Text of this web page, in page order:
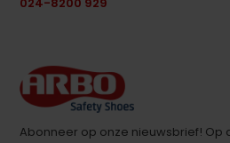
Abonneer op onze nieuwsbrief! Op